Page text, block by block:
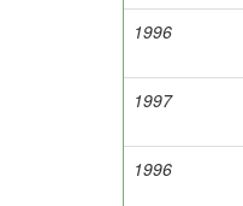
1996
1997
1996